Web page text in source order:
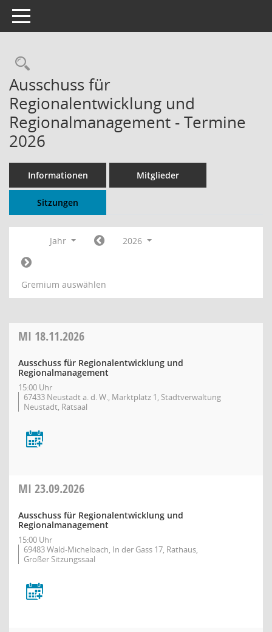
Toggle navigation
Rechercheauswahl
Ausschuss für
Regionalentwicklung und
Regionalmanagement - Termine
2026
Informationen Mitglieder
Sitzungen
Jahr 2026
Gremium auswählen
MI 18.11.2026
Ausschuss für Regionalentwicklung und
Regionalmanagement
15:00 Uhr
67433 Neustadt a. d. W., Marktplatz 1, Stadtverwaltung
Neustadt, Ratsaal
MI 23.09.2026
Ausschuss für Regionalentwicklung und
Regionalmanagement
15:00 Uhr
69483 Wald-Michelbach, In der Gass 17, Rathaus,
Großer Sitzungssaal